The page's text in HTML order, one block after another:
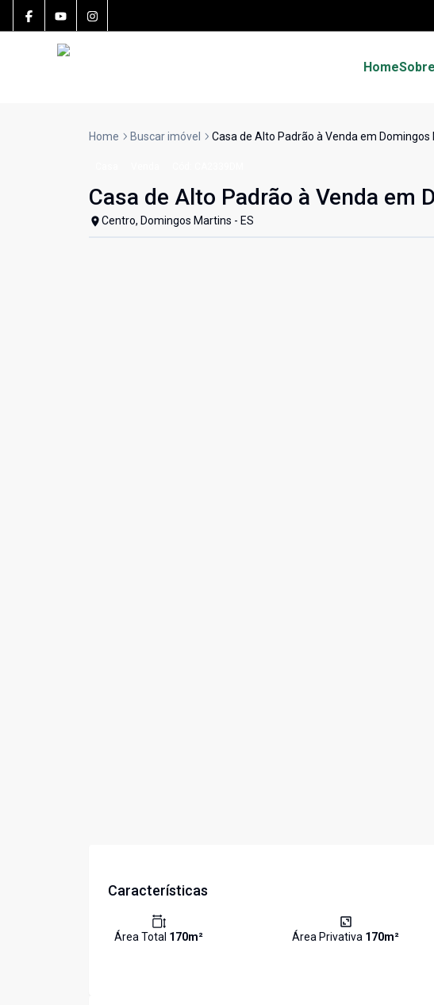
Home
Home Buscar imóvel Casa de Alto Padrão à Venda em Domingos
Casa de Alto Padrão à Venda em
Centro, Domingos Martins - ES
Características
Área Total 170m² Área Privativa 170m²